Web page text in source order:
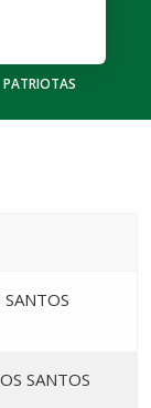
PATRIOTAS
SANTOS